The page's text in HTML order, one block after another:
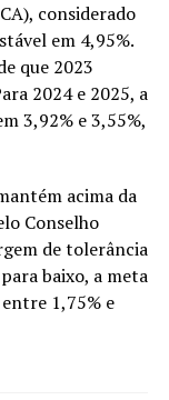
considerado
em 4,95%.
que 2023
2024 e 2025, a
3,92% e 3,55%,
acima da
Conselho
de tolerância
baixo, a meta
1,75% e